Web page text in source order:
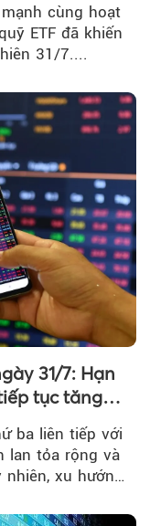
cùng hoạt
ETF đã khiến
31/7....
31/7: Hạn
tục tăng
ba liên tiếp với
lan tỏa rộng và
nhiên, xu hướng